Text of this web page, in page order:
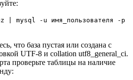
| mysql -u имя_пользователя -p
что база пустая или создана с
UTF-8 и collation utf8_general_ci.
проверьте таблицы на наличие